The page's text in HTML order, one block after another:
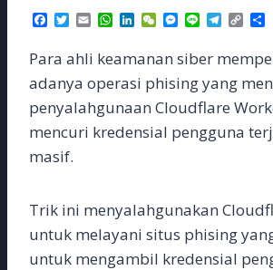
e
b
o
o
T
t
t
e
r
E
a
i
l
W
t
s
A
p
L
k
e
d
I
W
h
a
t
M
s
e
n
g
r
L
e
T
e
g
r
a
C
y
L
i
n
r
e
Para ahli keamanan siber
adanya operasi phising yang
penyalahgunaan Cloudflare
mencuri kredensial pengguna
masif.
Trik ini menyalahgunakan
untuk melayani situs phising
untuk mengambil kredensial